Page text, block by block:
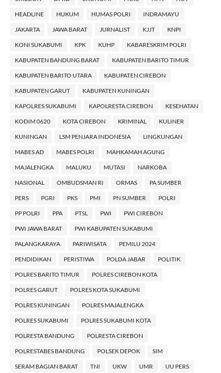
HEADLINE HUKUM HUMAS POLRI INDRAMAYU
JAKARTA JAWA BARAT JURNALIST KJJT KNPI
KONI SUKABUMI KPK KUHP KABARESKRIM POLRI
KABUPATEN BANDUNG BARAT KABUPATEN BARITO TIMUR
KABUPATEN BARITO UTARA KABUPATEN CIREBON
KABUPATEN GARUT KABUPATEN KUNINGAN
KAPOLRES SUKABUMI KAPOLRESTA CIREBON KESEHATAN
KODIM 0620 KOTA CIREBON KRIMINAL KULINER
KUNINGAN LSM PENJARA INDONESIA LINGKUNGAN
MABES AD MABES POLRI MAHKAMAH AGUNG
MAJALENGKA MALUKU MUTASI NARKOBA
NASIONAL OMBUDSMAN RI ORMAS PA SUMBER
PERS PGRI PKS PMI PN SUMBER POLRI
PP POLRI PPA PTSL PWI PWI CIREBON
PWI JAWA BARAT PWI KABUPATEN SUKABUMI
PALANGKARAYA PARIWISATA PEMILU 2024
PENDIDIKAN PERISTIWA POLDA JABAR POLITIK
POLRES BARITO TIMUR POLRES CIREBON KOTA
POLRES GARUT POLRES KOTA SUKABUMI
POLRES KUNINGAN POLRES MAJALENGKA
POLRES SUKABUMI POLRES SUKABUMI KOTA
POLRESTA BANDUNG POLRESTA CIREBON
POLRESTABES BANDUNG POLSEK DEPOK SIM
SERAM BAGIAN BARAT TNI UKW UMR UU PERS